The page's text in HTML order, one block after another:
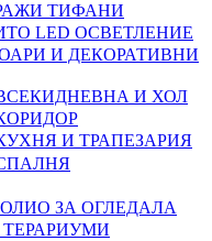
ТИФАНИ
LED ОСВЕТЛЕНИЕ
И ДЕКОРАТИВНИ
И ХОЛ
И ТРАПЕЗАРИЯ
ЗА ОГЛЕДАЛА
ТЕРАРИУМИ